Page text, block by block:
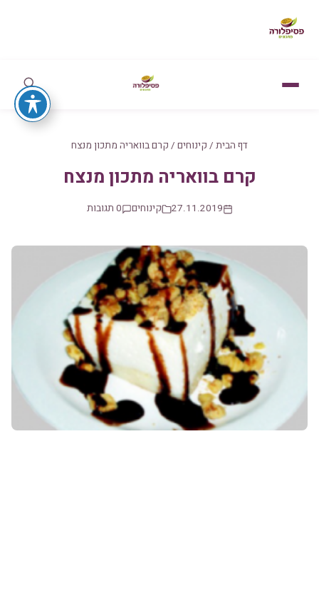
דף הבית / קינוחים / קרם בוואריה מתכון מנצח
קרם בוואריה מתכון מנצח
27.11.2019 קינוחים 0 תגובות